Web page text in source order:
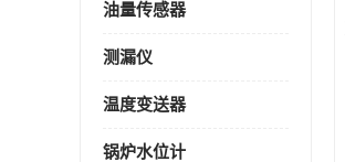
油量传感器
测漏仪
温度变送器
锅炉水位计